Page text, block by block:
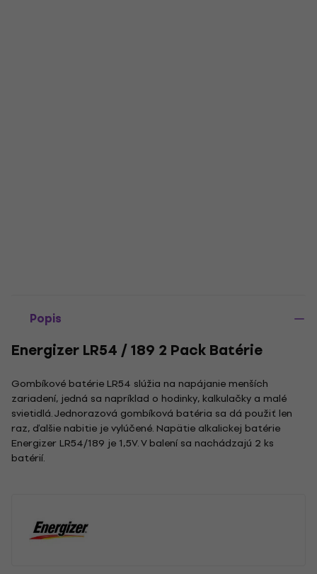
Popis
Energizer LR54 / 189 2 Pack Batérie
Gombíkové batérie LR54 slúžia na napájanie menších
zariadení, jedná sa napríklad o hodinky, kalkulačky a malé
svietidlá. Jednorazová gombíková batéria sa dá použiť len
raz, ďalšie nabitie je vylúčené. Napätie alkalickej batérie
Energizer LR54/189 je 1,5V. V balení sa nachádzajú 2 ks
batérií.